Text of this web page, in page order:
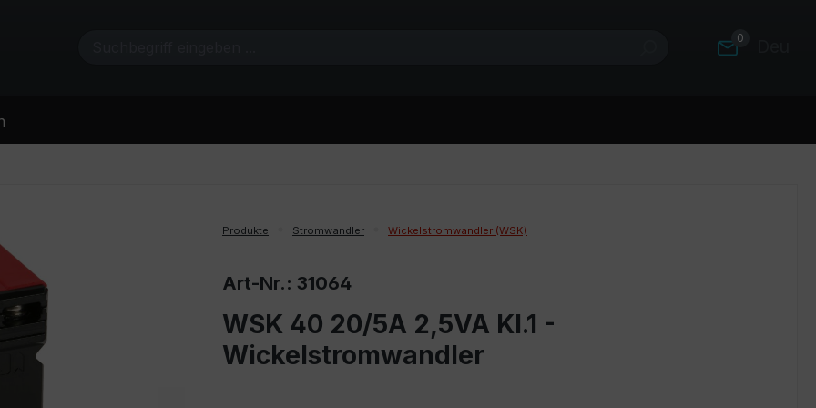
0
Produkte Stromwandler Wickelstromwandler (WSK)
Art-Nr.: 31064
WSK 40 20/5A 2,5VA Kl.1 -
Wickelstromwandler